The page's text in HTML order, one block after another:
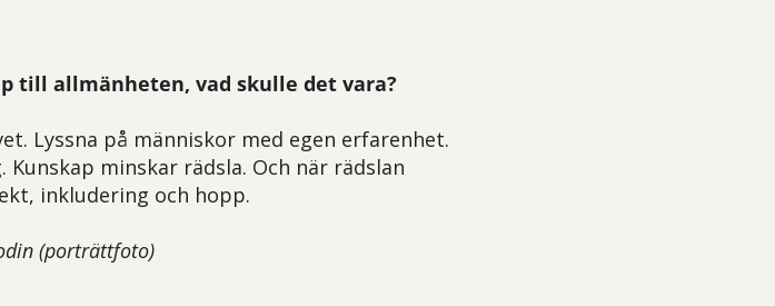
till allmänheten, vad skulle det vara?
Lyssna på människor med egen erfarenhet.
minskar rädsla. Och när rädslan
inkludering och hopp.
(porträttfoto)